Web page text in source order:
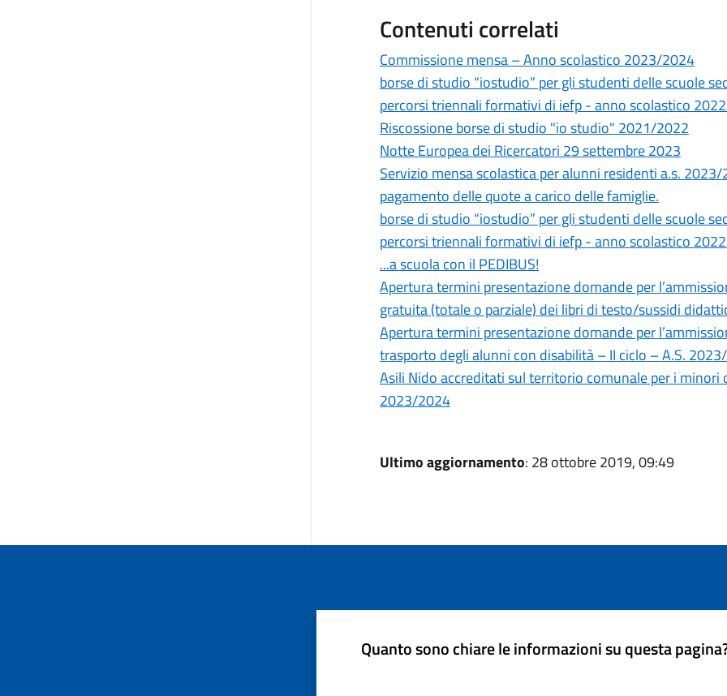
Contenuti correlati
Commissione mensa – Anno scolastico 2023/2024
borse di studio “iostudio” per gli studenti delle scuole
percorsi triennali formativi di iefp - anno scolastico
Riscossione borse di studio "io studio" 2021/2022
Notte Europea dei Ricercatori 29 settembre 2023
Servizio mensa scolastica per alunni residenti a.s.
pagamento delle quote a carico delle famiglie.
borse di studio “iostudio” per gli studenti delle scuole
percorsi triennali formativi di iefp - anno scolastico
...a scuola con il PEDIBUS!
Apertura termini presentazione domande per
gratuita (totale o parziale) dei libri di testo/sussidi
Apertura termini presentazione domande per
trasporto degli alunni con disabilità – II ciclo – A.S.
Asili Nido accreditati sul territorio comunale per i
2023/2024
Ultimo aggiornamento: 28 ottobre 2019, 09:49
Quanto sono chiare le informazioni su questa